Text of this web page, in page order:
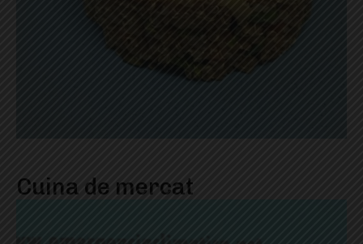
Cuina de mercat